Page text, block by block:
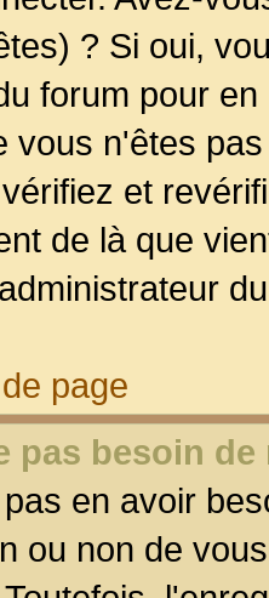
? Si oui,
forum pour
vous n'êtes
et
de là que
page
pas besoin
en avoir
ou non de